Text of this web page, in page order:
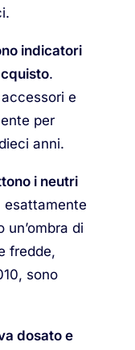
indicatori
.
e
per
anni.
i neutri
esattamente
di
fredde,
sono
dosato e